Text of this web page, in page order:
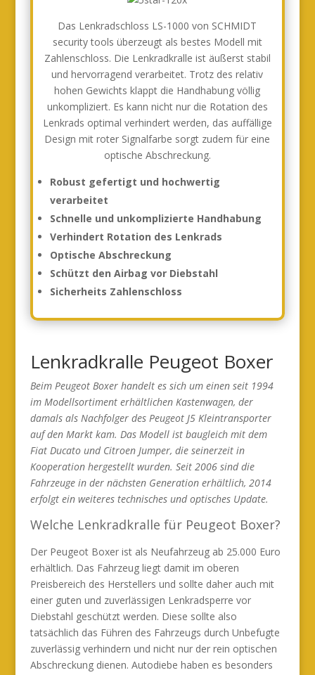
Das Lenkradschloss LS-1000 von SCHMIDT
security tools überzeugt als bestes Modell mit
Zahlenschloss. Die Lenkradkralle ist äußerst stabil
und hervorragend verarbeitet. Trotz des relativ
hohen Gewichts klappt die Handhabung völlig
unkompliziert. Es kann nicht nur die Rotation des
Lenkrads optimal verhindert werden, das auffällige
Design mit roter Signalfarbe sorgt zudem für eine
optische Abschreckung.
Robust gefertigt und hochwertig
verarbeitet
Schnelle und unkomplizierte Handhabung
Verhindert Rotation des Lenkrads
Optische Abschreckung
Schützt den Airbag vor Diebstahl
Sicherheits Zahlenschloss
Lenkradkralle Peugeot Boxer
Beim Peugeot Boxer handelt es sich um einen seit 1994
im Modellsortiment erhältlichen Kastenwagen, der
damals als Nachfolger des Peugeot J5 Kleintransporter
auf den Markt kam. Das Modell ist baugleich mit dem
Fiat Ducato und Citroen Jumper, die seinerzeit in
Kooperation hergestellt wurden. Seit 2006 sind die
Fahrzeuge in der nächsten Generation erhältlich, 2014
erfolgt ein weiteres technisches und optisches Update.
Welche Lenkradkralle für Peugeot Boxer?
Der Peugeot Boxer ist als Neufahrzeug ab 25.000 Euro
erhältlich. Das Fahrzeug liegt damit im oberen
Preisbereich des Herstellers und sollte daher auch mit
einer guten und zuverlässigen Lenkradsperre vor
Diebstahl geschützt werden. Diese sollte also
tatsächlich das Führen des Fahrzeugs durch Unbefugte
zuverlässig verhindern und nicht nur der rein optischen
Abschreckung dienen. Autodiebe haben es besonders